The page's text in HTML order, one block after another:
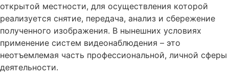
открытой местности, для осуществления которой
реализуется снятие, передача, анализ и сбережение
полученного изображения. В нынешних условиях
применение систем видеонаблюдения – это
неотъемлемая часть профессиональной, личной сферы
деятельности.